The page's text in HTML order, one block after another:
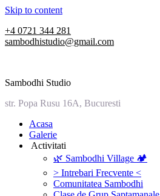
Skip to content
+4 0721 344 281
sambodhistudio@gmail.com
Sambodhi Studio
str. Popa Rusu 16A, Bucuresti
‎Acasa
Galerie
‎ ‎Activitati‎
🌿 Sambodhi Village 🏕️
> Intrebari Frecvente <
Comunitatea Sambodhi